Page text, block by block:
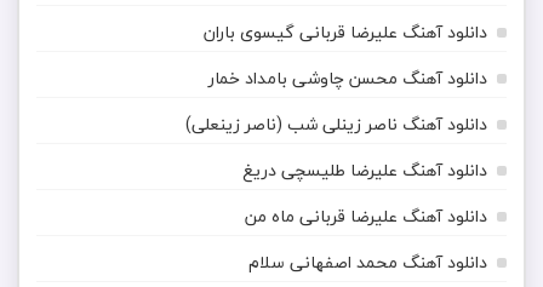
دانلود آهنگ علیرضا قربانی گیسوی باران
دانلود آهنگ محسن چاوشی بامداد خمار
دانلود آهنگ ناصر زینلی شب (ناصر زینعلی)
دانلود آهنگ علیرضا طلیسچی دریغ
دانلود آهنگ علیرضا قربانی ماه من
دانلود آهنگ محمد اصفهانی سلام